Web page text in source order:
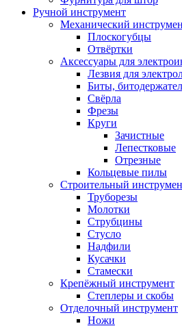
Ручной инструмент
Механический
Плоскогубцы
Отвёртки
Аксессуары для
Лезвия для
Биты,
Свёрла
Фрезы
Круги
Зачистные
Лепестковые
Отрезные
Кольцевые пилы
Строительный
Труборезы
Молотки
Струбцины
Стусло
Надфили
Кусачки
Стамески
Крепёжный инструмент
Степлеры и скобы
Отделочный инструмент
Ножи